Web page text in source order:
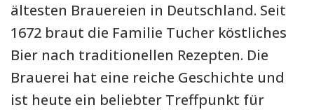
ältesten Brauereien in Deutschland. Seit
1672 braut die Familie Tucher köstliches
Bier nach traditionellen Rezepten. Die
Brauerei hat eine reiche Geschichte und
ist heute ein beliebter Treffpunkt für